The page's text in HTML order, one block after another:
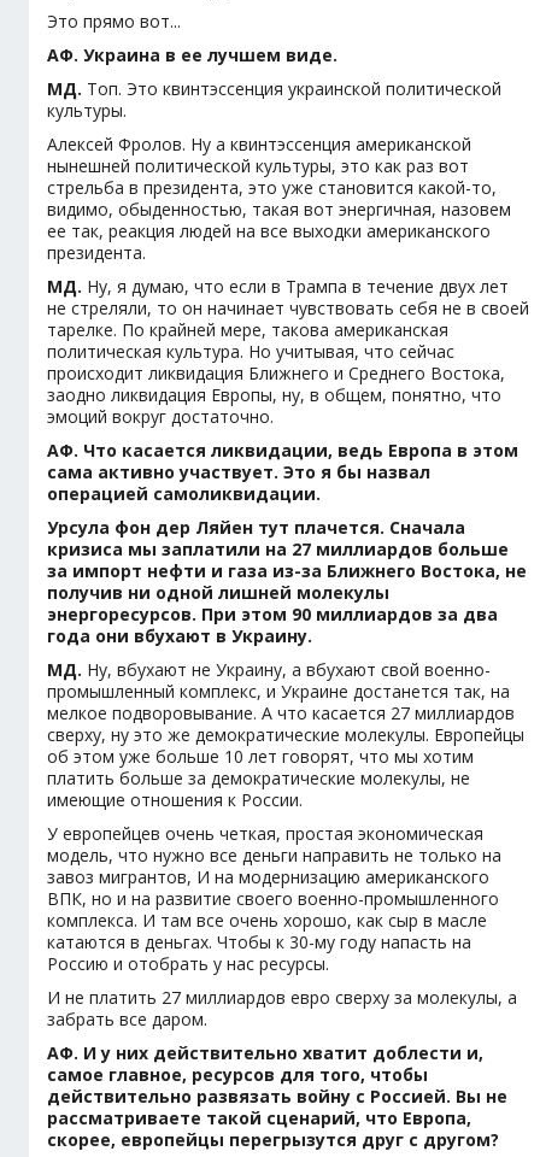
Это прямо вот...
АФ. Украина в ее лучшем виде.
МД. Топ. Это квинтэссенция украинской политической
культуры.
Алексей Фролов. Ну а квинтэссенция американской
нынешней политической культуры, это как раз вот
стрельба в президента, это уже становится какой-то,
видимо, обыденностью, такая вот энергичная, назовем
ее так, реакция людей на все выходки американского
президента.
МД. Ну, я думаю, что если в Трампа в течение двух лет
не стреляли, то он начинает чувствовать себя не в своей
тарелке. По крайней мере, такова американская
политическая культура. Но учитывая, что сейчас
происходит ликвидация Ближнего и Среднего Востока,
заодно ликвидация Европы, ну, в общем, понятно, что
эмоций вокруг достаточно.
АФ. Что касается ликвидации, ведь Европа в этом
сама активно участвует. Это я бы назвал
операцией самоликвидации.
Урсула фон дер Ляйен тут плачется. Сначала
кризиса мы заплатили на 27 миллиардов больше
за импорт нефти и газа из-за Ближнего Востока, не
получив ни одной лишней молекулы
энергоресурсов. При этом 90 миллиардов за два
года они вбухают в Украину.
МД. Ну, вбухают не Украину, а вбухают свой военно-
промышленный комплекс, и Украине достанется так, на
мелкое подворовывание. А что касается 27 миллиардов
сверху, ну это же демократические молекулы. Европейцы
об этом уже больше 10 лет говорят, что мы хотим
платить больше за демократические молекулы, не
имеющие отношения к России.
У европейцев очень четкая, простая экономическая
модель, что нужно все деньги направить не только на
завоз мигрантов, И на модернизацию американского
ВПК, но и на развитие своего военно-промышленного
комплекса. И там все очень хорошо, как сыр в масле
катаются в деньгах. Чтобы к 30-му году напасть на
Россию и отобрать у нас ресурсы.
И не платить 27 миллиардов евро сверху за молекулы, а
забрать все даром.
АФ. И у них действительно хватит доблести и,
самое главное, ресурсов для того, чтобы
действительно развязать войну с Россией. Вы не
рассматриваете такой сценарий, что Европа,
скорее, европейцы перегрызутся друг с другом?